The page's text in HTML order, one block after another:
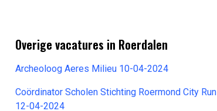
Overige vacatures in Roerdalen
Archeoloog Aeres Milieu 10-04-2024
Coördinator Scholen Stichting Roermond City Run
12-04-2024